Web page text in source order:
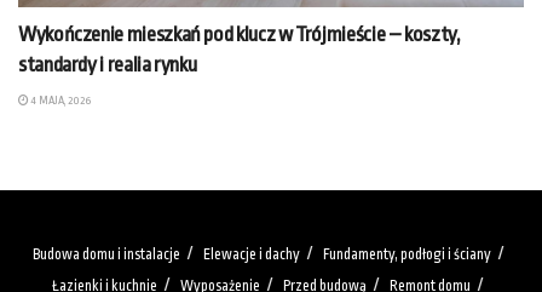
Wykończenie mieszkań pod klucz w Trójmieście – koszty,
standardy i realia rynku
4 MAJA, 2026
Budowa domu i instalacje Elewacje i dachy
Fundamenty, podłogi i ściany
Łazienki i kuchnie
Wyposażenie Przed budową Remont domu